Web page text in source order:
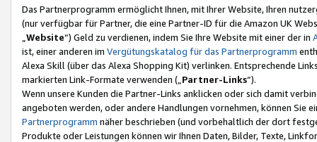
Das Partnerprogramm ermöglicht Ihnen, mit Ihrer Website, Ihren
(nur verfügbar für Partner, die eine Partner-ID für die Amazon UK
Website“) Geld zu verdienen, indem Sie Ihre Website mit einer der in
ist, einer anderen im Vergütungskatalog für das Partnerprogramm
Alexa Skill (über das Alexa Shopping Kit) verlinken. Entsprechende
markierten Link-Formate verwenden („ Partner-Links“).
Wenn unsere Kunden die Partner-Links anklicken oder sich damit
angeboten werden, oder andere Handlungen vornehmen, können Sie
Partnerprogramm näher beschrieben (und vorbehaltlich der dort
Produkte oder Leistungen können wir Ihnen Daten, Bilder, Texte,